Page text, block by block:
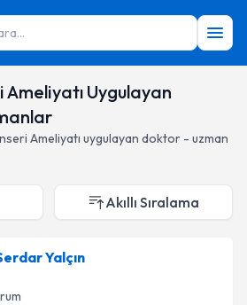
Uygulayan
Ameliyatı uygulayan doktor - uzman
Akıllı Sıralama
Yalçın